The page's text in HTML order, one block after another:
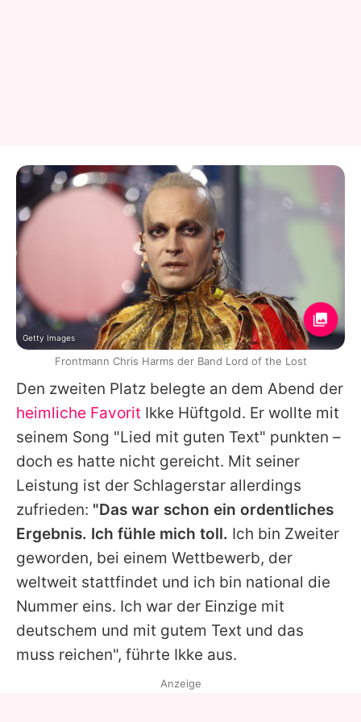
Den zweiten Platz belegte an dem Abend der
heimliche Favorit Ikke Hüftgold. Er wollte mit
seinem Song "Lied mit guten Text" punkten –
doch es hatte nicht gereicht. Mit seiner
Leistung ist der Schlagerstar allerdings
zufrieden: "Das war schon ein ordentliches
Ergebnis. Ich fühle mich toll. Ich bin Zweiter
geworden, bei einem Wettbewerb, der
weltweit stattfindet und ich bin national die
Nummer eins. Ich war der Einzige mit
deutschem und mit gutem Text und das
muss reichen", führte Ikke aus.
Getty Images
Frontmann Chris Harms der Band Lord of the Lost
Anzeige